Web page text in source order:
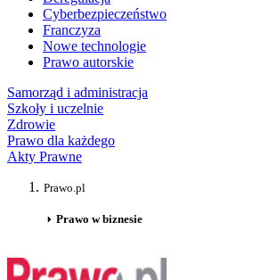
Cyberbezpieczeństwo
Franczyza
Nowe technologie
Prawo autorskie
Samorząd i administracja
Szkoły i uczelnie
Zdrowie
Prawo dla każdego
Akty Prawne
Prawo.pl
Prawo w biznesie